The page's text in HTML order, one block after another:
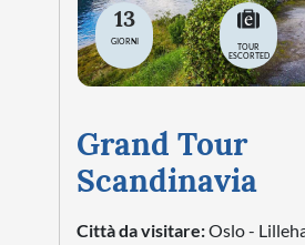
13
GIORNI
TOUR
ESCORTED
Grand Tour
Scandinavia
Città da visitare:Oslo -